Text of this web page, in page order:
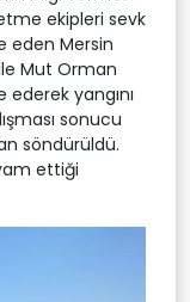
ekipleri sevk
eden Mersin
Mut Orman
yangını
sonucu
söndürüldü.
ettiği